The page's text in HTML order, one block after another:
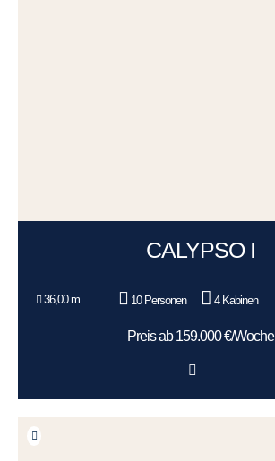
CALYPSO I
36,00 m. 10 Personen 4 Kabinen
Preis ab 159.000 €/Woche